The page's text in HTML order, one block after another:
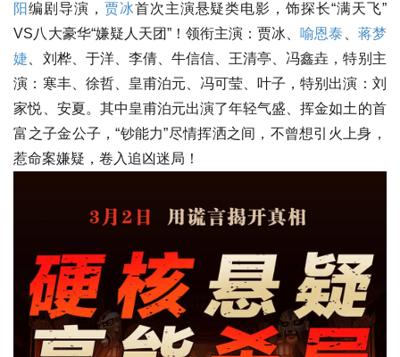
阳编剧导演， 贾冰首次主演悬疑类电影，饰探长“满天飞”
VS八大豪华“嫌疑人天团”！领衔主演：贾冰、喻恩泰、 蒋梦
婕、刘桦、于洋、李倩、牛信信、王清亭、冯鑫垚，特别主
演：寒丰、徐哲、皇甫泊元、冯可莹、叶子，特别出演：刘
家悦、安夏。其中皇甫泊元出演了年轻气盛、挥金如土的首
富之子金公子，“钞能力”尽情挥洒之间，不曾想引火上身，
惹命案嫌疑，卷入追凶迷局！